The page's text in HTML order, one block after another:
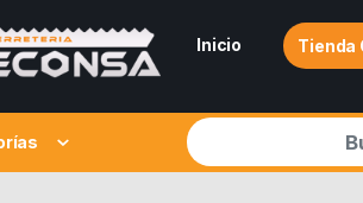
Inicio
Tienda
Search for: